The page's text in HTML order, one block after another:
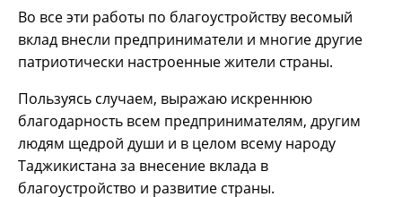
Во все эти работы по благоустройству весомый
вклад внесли предприниматели и многие другие
патриотически настроенные жители страны.
Пользуясь случаем, выражаю искреннюю
благодарность всем предпринимателям, другим
людям щедрой души и в целом всему народу
Таджикистана за внесение вклада в
благоустройство и развитие страны.